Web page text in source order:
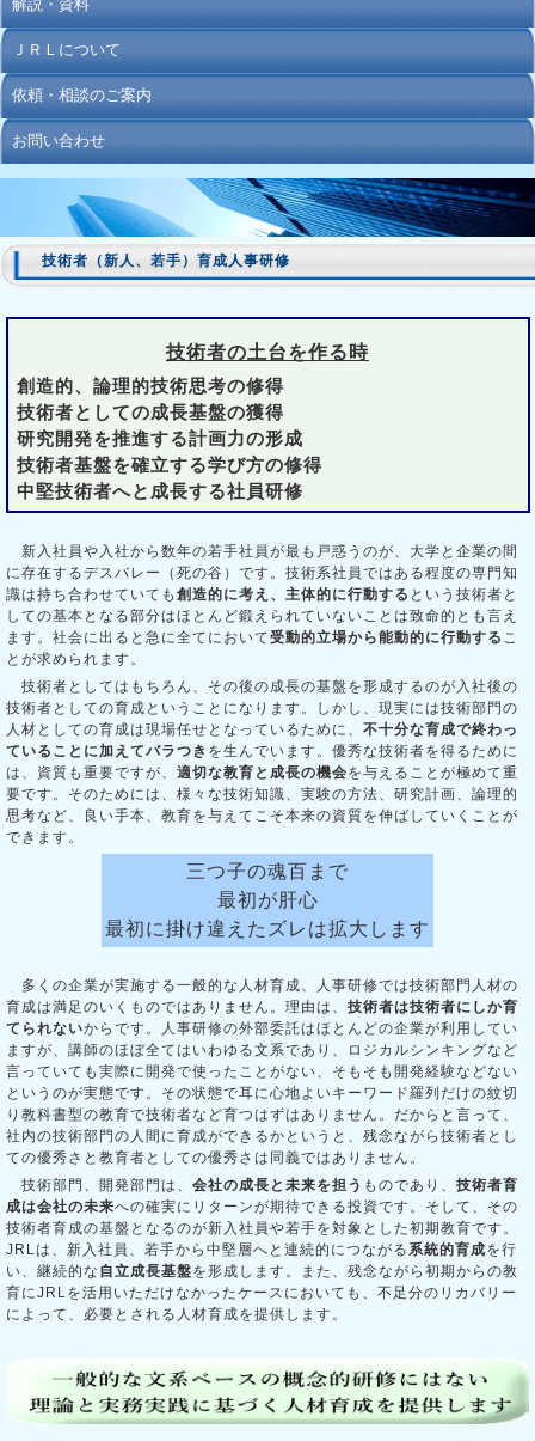
解説・資料
ＪＲＬについて
依頼・相談のご案内
お問い合わせ
技術者（新人、若手）育成人事研修
技術者の土台を作る時
創造的、論理的技術思考の修得
技術者としての成長基盤の獲得
研究開発を推進する計画力の形成
技術者基盤を確立する学び方の修得
中堅技術者へと成長する社員研修
新入社員や入社から数年の若手社員が最も戸惑うのが、大学と企業の間
に存在するデスバレー（死の谷）です。技術系社員ではある程度の専門知
識は持ち合わせていても 創造的に考え、主体的に行動する という技術者と
しての基本となる部分はほとんど鍛えられていないことは致命的とも言え
ます。社会に出ると急に全てにおいて受動的立場から能動的に行動する こ
とが求められます。
技術者としてはもちろん、その後の成長の基盤を形成するのが入社後の
技術者としての育成ということになります。しかし、現実には技術部門の
人材としての育成は現場任せとなっているために、 不十分な育成で終わっ
ていることに加えてバラつき を生んでいます。優秀な技術者を得るために
は、資質も重要ですが、 適切な教育と成長の機会を与えることが極めて重
要です。そのためには、様々な技術知識、実験の方法、研究計画、論理的
思考など、良い手本、教育を与えてこそ本来の資質を伸ばしていくことが
できます。
三つ子の魂百まで
最初が肝心
最初に掛け違えたズレは拡大します
多くの企業が実施する一般的な人材育成、人事研修では技術部門人材の
育成は満足のいくものではありません。理由は、 技術者は技術者にしか育
てられないからです。人事研修の外部委託はほとんどの企業が利用してい
ますが、講師のほぼ全てはいわゆる文系であり、ロジカルシンキングなど
言っていても実際に開発で使ったことがない、そもそも開発経験などない
というのが実態です。その状態で耳に心地よいキーワード羅列だけの紋切
り教科書型の教育で技術者など育つはずはありません。だからと言って、
社内の技術部門の人間に育成ができるかというと、残念ながら技術者とし
ての優秀さと教育者としての優秀さは同義ではありません。
技術部門、開発部門は、 会社の成長と未来を担う ものであり、 技術者育
成は会社の未来への確実にリターンが期待できる投資です。そして、その
技術者育成の基盤となるのが新入社員や若手を対象とした初期教育です。
JRLは、新入社員、若手から中堅層へと連続的につながる系統的育成を行
い、継続的な 自立成長基盤を形成します。また、残念ながら初期からの教
育にJRLを活用いただけなかったケースにおいても、不足分のリカバリー
によって、必要とされる人材育成を提供します。